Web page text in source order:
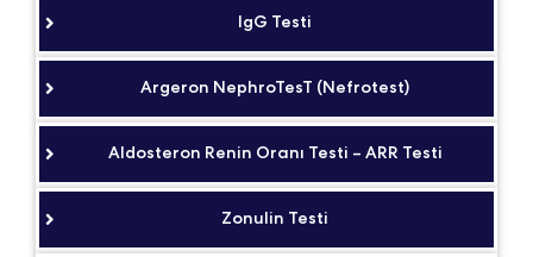
IgG Testi
Argeron NephroTesT (Nefrotest)
Aldosteron Renin Oranı Testi – ARR Testi
Zonulin Testi